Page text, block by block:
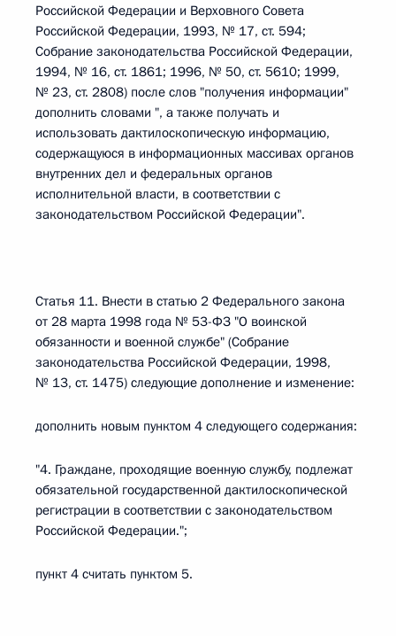
Российской Федерации и Верховного Совета
Российской Федерации, 1993, № 17, ст. 594;
Собрание законодательства Российской Федерации,
1994, № 16, ст. 1861; 1996, № 50, ст. 5610; 1999,
№ 23, ст. 2808) после слов "получения информации"
дополнить словами ", а также получать и
использовать дактилоскопическую информацию,
содержащуюся в информационных массивах органов
внутренних дел и федеральных органов
исполнительной власти, в соответствии с
законодательством Российской Федерации".
Статья 11. Внести в статью 2 Федерального закона
от 28 марта 1998 года № 53-ФЗ "О воинской
обязанности и военной службе" (Собрание
законодательства Российской Федерации, 1998,
№ 13, ст. 1475) следующие дополнение и изменение:
дополнить новым пунктом 4 следующего содержания:
"4. Граждане, проходящие военную службу, подлежат
обязательной государственной дактилоскопической
регистрации в соответствии с законодательством
Российской Федерации.";
пункт 4 считать пунктом 5.